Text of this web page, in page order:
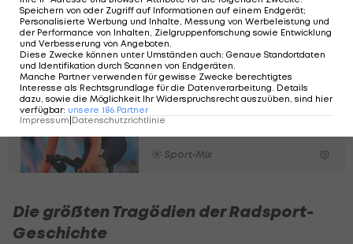
Rundfahrt
Sport-Mix
TdF: Titelverteidigerin
verliert nach Sturz
Führung
Sport-Mix
Die größten Tragödien der Radsport-
Geschichte
Speichern von oder Zugriff auf Informationen auf einem Endgerät;
Personalisierte Werbung und Inhalte, Messung von Werbeleistung und
der Performance von Inhalten, Zielgruppenforschung sowie Entwicklung
und Verbesserung von Angeboten.
Diese Zwecke können unter Umständen auch: Genaue Standortdaten
und Identifikation durch Scannen von Endgeräten.
Manche Partner verwenden für gewisse Zwecke berechtigtes
Interesse als Rechtsgrundlage für die Datenverarbeitung. Details
dazu, sowie die Möglichkeit Ihr Widerspruchsrecht auszuüben, sind hier
verfügbar: unsere 186 Partner
Impressum Datenschutzrichtlinie